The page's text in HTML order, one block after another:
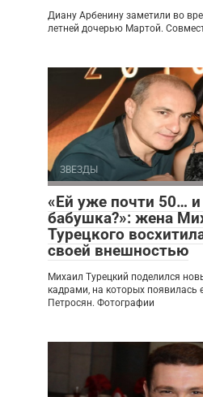
Диану Арбенину заметили во
летней дочерью Мартой.
ЗВЕЗДЫ
«Ей уже почти 50…
бабушка?»: жена
Турецкого
своей внешностью
Михаил Турецкий поделился
кадрами, на которых появилась
Петросян. Фотографии